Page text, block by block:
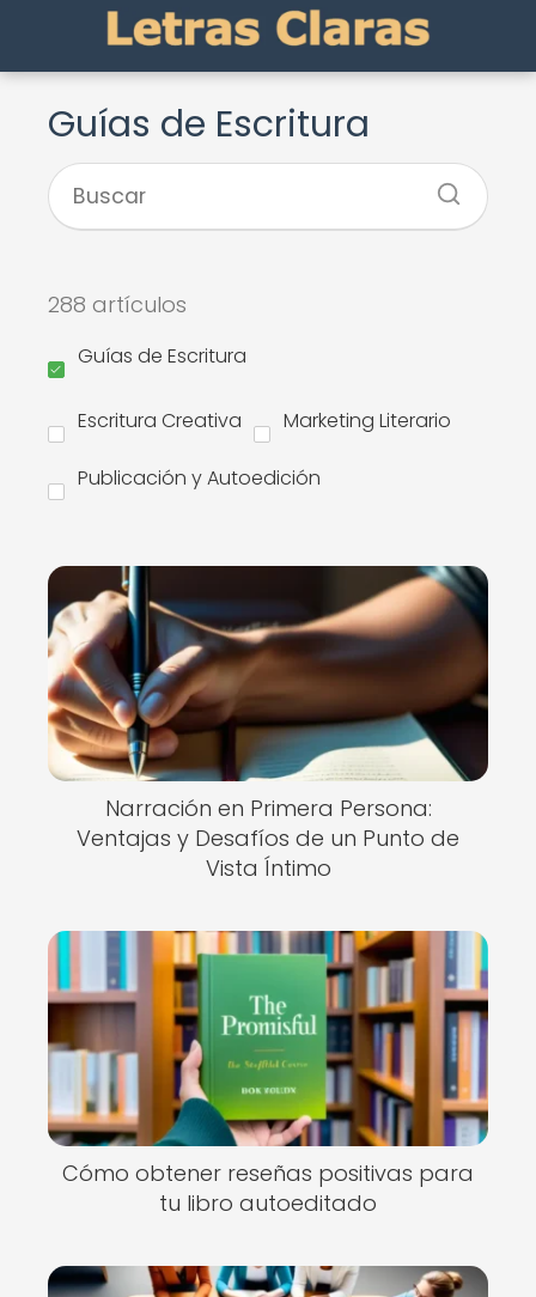
Guías de Escritura
288 artículos
Guías de Escritura
Escritura Creativa Marketing Literario
Publicación y Autoedición
Narración en Primera Persona:
Ventajas y Desafíos de un Punto de
Vista Íntimo
Cómo obtener reseñas positivas para
tu libro autoeditado